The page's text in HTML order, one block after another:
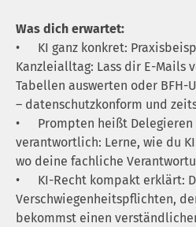
Was dich erwartet:
•
KI ganz konkret:
Kanzleialltag: Lass dir E-Mails
Tabellen auswerten oder BFH-
– datenschutzkonform und
•
Prompten heißt
verantwortlich: Lerne, wie du
wo deine fachliche
•
KI-Recht kompakt erklärt:
Verschwiegenheitspflichten,
bekommst einen